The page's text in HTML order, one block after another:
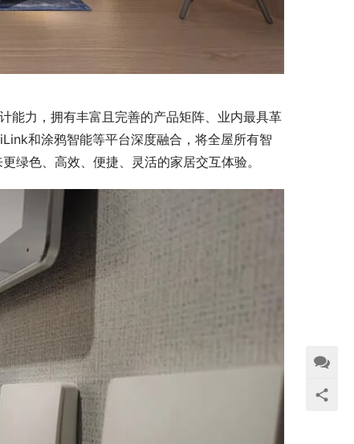
能力，拥有丰富且完善的产品矩阵、业内最具革
和涂鸦智能等平台深度融合，将全屋所有智
绿色、高效、便捷、灵活的家居交互体验。